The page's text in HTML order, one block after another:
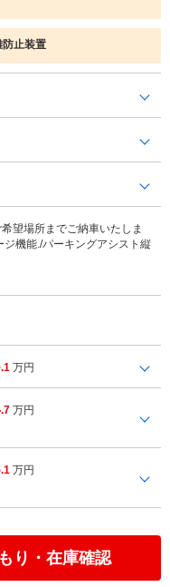
防止装置
場所までご納車いたしま
機能./パーキングアシスト縦
.1 万円
.7 万円
.1 万円
り・在庫確認